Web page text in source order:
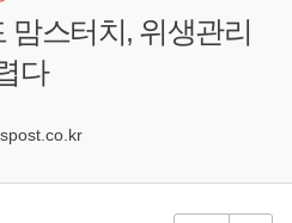
맘스터치, 위생관리
다